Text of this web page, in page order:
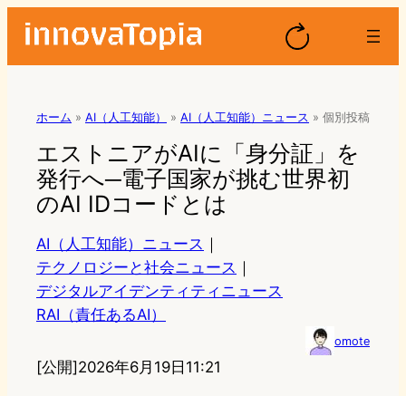
ホーム » AI（人工知能） » AI（人工知能）ニュース » 個別投稿
エストニアがAIに「身分証」を
発行へ─電子国家が挑む世界初
のAI IDコードとは
AI（人工知能）ニュース ｜
テクノロジーと社会ニュース ｜
デジタルアイデンティティニュース
RAI（責任あるAI）
omote
[公開]2026年6月19日11:21